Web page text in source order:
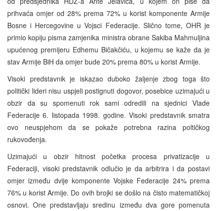
prihvaća omjer od 28% prema 72% u korist komponente Armije
Bosne i Hercegovine u Vojsci Federacije. Slično tome, OHR je
primio kopiju pisma zamjenika ministra obrane Sakiba Mahmuljina
upućenog premijeru Edhemu Bičakčiću, u kojemu se kaže da je
stav Armije BiH da omjer bude 20% prema 80% u korist Armije.
Visoki predstavnik je iskazao duboko žaljenje zbog toga što
politički lideri nisu uspjeli postignuti dogovor, posebice uzimajući u
obzir da su spomenuti rok sami odredili na sjednici Vlade
Federacije 6. listopada 1998. godine. Visoki predstavnik smatra
ovo neuspjehom da se pokaže potrebna razina poltičkog
rukovođenja.
Uzimajući u obzir hitnost početka procesa privatizacije u
Federaciji, visoki predstavnik odlučio je da arbitrira i da postavi
omjer između dvije komponente Vojske Federacije 24% prema
76% u korist Armije. Do ovih brojki se došlo na čisto matematičkoj
osnovi. One predstavljaju sredinu između dva gore pomenuta